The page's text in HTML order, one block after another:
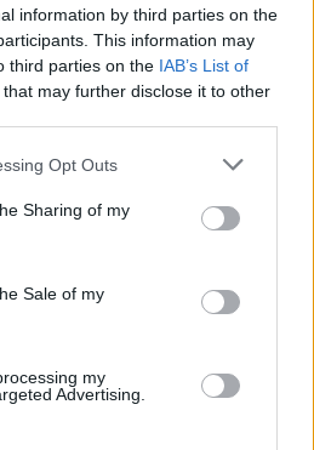
information by third parties on the
This information may
third parties on the IAB’s List of
that may further disclose it to other
app uses one or more Google
behaviour. You may click to
and its third-party tags to
purposes in below Google
Opt Outs
Sharing of my
Sale of my
my
Advertising.
– megegyeznek a